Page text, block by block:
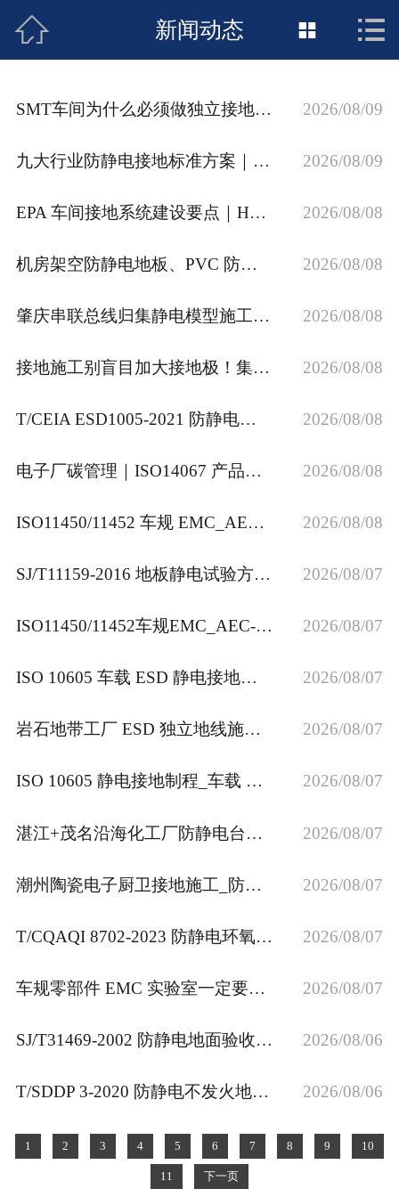
 接地工程首页
新闻动态
工程施工
荣誉资质
案例展示
 新闻动态  
SMT车间为什么必须做独立接地？4欧姆接地验厂标准解读 2026/08/09
九大行业防静电接地标准方案｜SMT 半导体 PCB 机房实验室合规施工 2026/08/09
EPA 车间接地系统建设要点｜HBM/MM/CDM 防护配套独立人工接地网装置 2026/08/08
机房架空防静电地板、PVC 防静电地板施工接地规范 2026/08/08
肇庆串联总线归集静电模型施工 流水线联动防静电接地特点 2026/08/08
接地施工别盲目加大接地极！集肤效应选材高性价比方案 2026/08/08
T/CEIA ESD1005‑2021 防静电地坪规范｜接地放热焊接施工验收 2026/08/08
电子厂碳管理｜ISO14067 产品碳足迹 ISO14064 ISO50001 如何结合 ESD 防静电管控 2026/08/08
ISO11450/11452 车规 EMC_AEC-Q 全系列_IEC62941 EPA 防静电接地工程_JSA 安全合规整改 2026/08/08
SJ/T11159‑2016 地板静电试验方法｜防静电地板材料检测解读 2026/08/07
ISO11450/11452车规EMC_AEC-Q全系列EPA防静电接地工程_JSA安全合规整改 2026/08/07
ISO 10605 车载 ESD 静电接地制程专家_专业防静电接地工程服务商 2026/08/07
岩石地带工厂 ESD 独立地线施工方法｜深井接地实操方案 2026/08/07
ISO 10605 静电接地制程_车载 ESD 防护施工 2026/08/07
湛江+茂名沿海化工厂防静电台垫工程_执行HG/T 3092-2011防静电胶板行业国标 2026/08/07
潮州陶瓷电子厨卫接地施工_防潮型＜4 欧姆 ESD 防静电接地埋设 2026/08/07
T/CQAQI 8702‑2023 防静电环氧地坪规范｜接地系统施工验收 2026/08/07
车规零部件 EMC 实验室一定要做独立地线！保障 ISO11452 测试数据稳定 2026/08/07
SJ/T31469‑2002 防静电地面验收规范｜地板系统电阻检测要点 2026/08/06
T/SDDP 3‑2020 防静电不发火地坪规程｜防爆车间接地施工验收 2026/08/06
1 2 3 4 5 6 7 8 9 10
11 下一页